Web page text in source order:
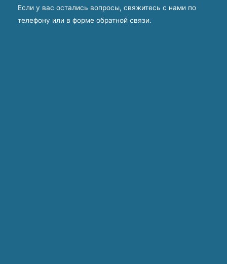
Если у вас остались вопросы, свяжитесь с нами по
телефону или в форме обратной связи.